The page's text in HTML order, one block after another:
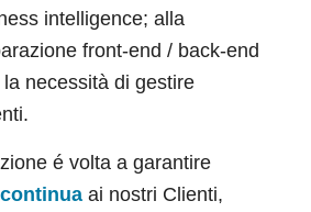
intelligence; alla
front-end / back-end
necessità di gestire
é volta a garantire
ai nostri Clienti,